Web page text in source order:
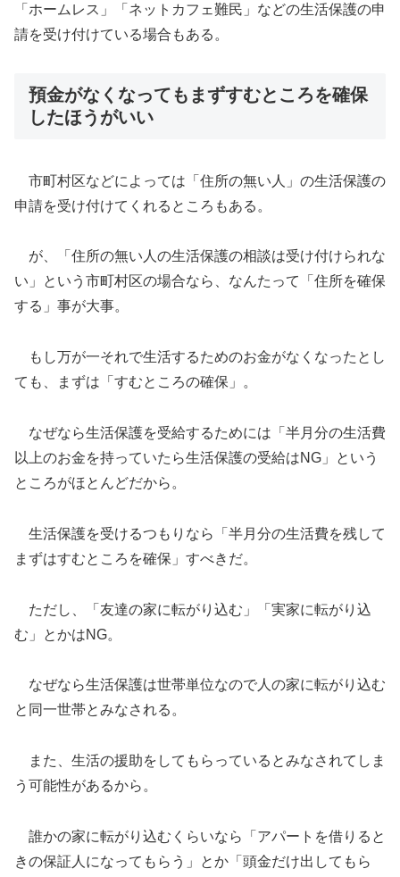
「ホームレス」「ネットカフェ難民」などの生活保護の申
請を受け付けている場合もある。
預金がなくなってもまずすむところを確保
したほうがいい
市町村区などによっては「住所の無い人」の生活保護の
申請を受け付けてくれるところもある。
が、「住所の無い人の生活保護の相談は受け付けられな
い」という市町村区の場合なら、なんたって「住所を確保
する」事が大事。
もし万が一それで生活するためのお金がなくなったとし
ても、まずは「すむところの確保」。
なぜなら生活保護を受給するためには「半月分の生活費
以上のお金を持っていたら生活保護の受給はNG」という
ところがほとんどだから。
生活保護を受けるつもりなら「半月分の生活費を残して
まずはすむところを確保」すべきだ。
ただし、「友達の家に転がり込む」「実家に転がり込
む」とかはNG。
なぜなら生活保護は世帯単位なので人の家に転がり込む
と同一世帯とみなされる。
また、生活の援助をしてもらっているとみなされてしま
う可能性があるから。
誰かの家に転がり込むくらいなら「アパートを借りると
きの保証人になってもらう」とか「頭金だけ出してもら